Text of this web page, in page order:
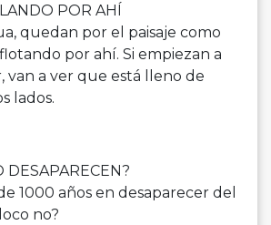
POR AHÍ
quedan por el paisaje como
por ahí. Si empiezan a
van a ver que está lleno de
lados.
DESAPARECEN?
1000 años en desaparecer del
no?